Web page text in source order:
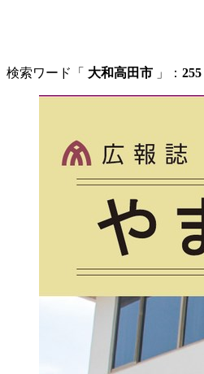
検索ワード「 大和高田市 」： 255